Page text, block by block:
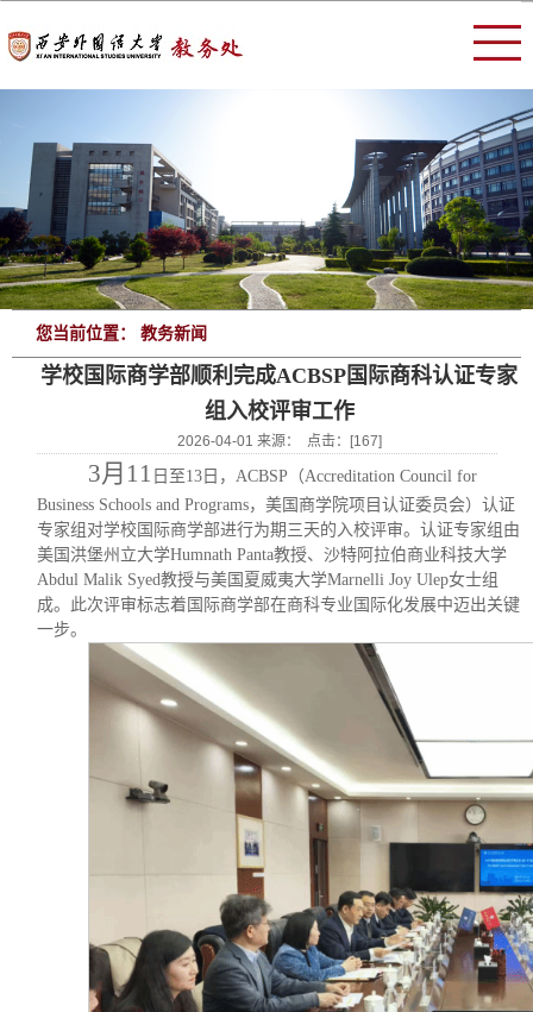
您当前位置： 教务新闻
学校国际商学部顺利完成ACBSP国际商科认证专家
组入校评审工作
2026-04-01 来源： 点击：[167]
3月11 日至13日，ACBSP（Accreditation Council for
Business Schools and Programs，美国商学院项目认证委员会）认证
专家组对学校国际商学部进行为期三天的入校评审。认证专家组由
美国洪堡州立大学Humnath Panta教授、沙特阿拉伯商业科技大学
Abdul Malik Syed教授与美国夏威夷大学Marnelli Joy Ulep女士组
成。此次评审标志着国际商学部在商科专业国际化发展中迈出关键
一步。